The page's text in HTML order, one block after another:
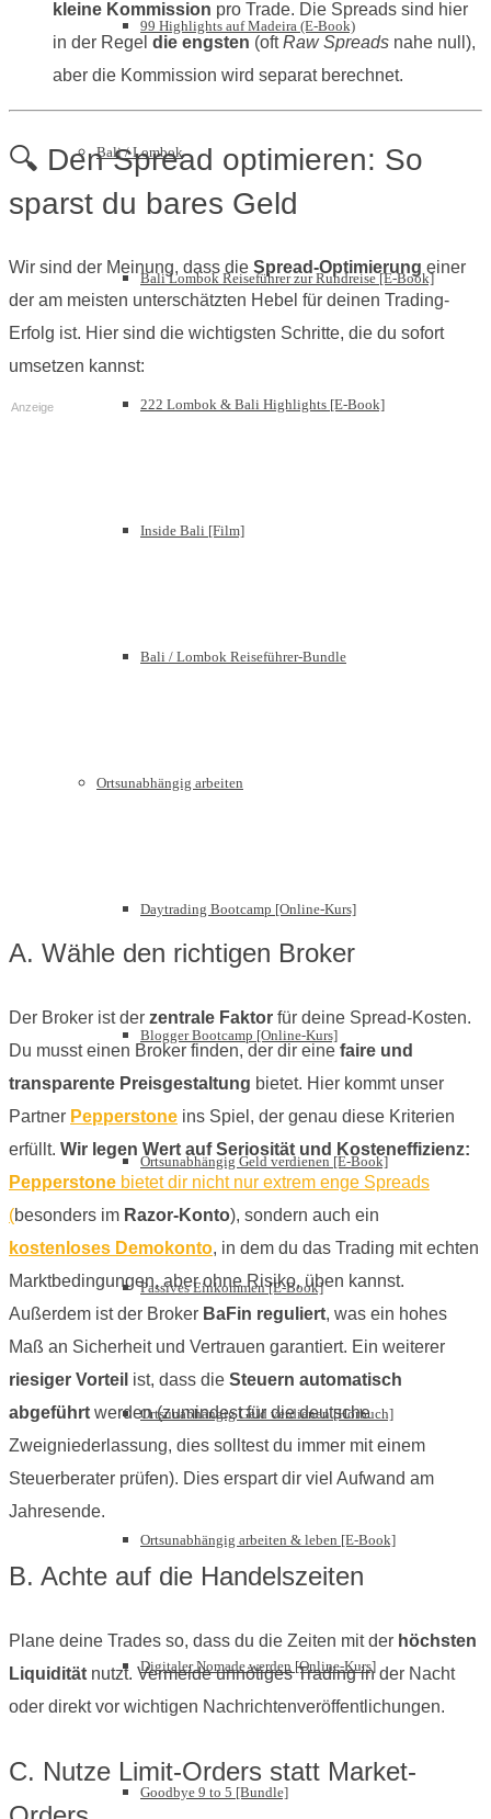
99 Highlights auf Madeira (E-Book)
Bali / Lombok
Bali Lombok Reiseführer zur Rundreise [E-Book]
222 Lombok & Bali Highlights [E-Book]
Inside Bali [Film]
Bali / Lombok Reiseführer-Bundle
Ortsunabhängig arbeiten
Daytrading Bootcamp [Online-Kurs]
Blogger Bootcamp [Online-Kurs]
Ortsunabhängig Geld verdienen [E-Book]
Passives Einkommen [E-Book]
Ortsunabhängig Geld verdienen [Hörbuch]
Ortsunabhängig arbeiten & leben [E-Book]
Digitaler Nomade werden [Online-Kurs]
Goodbye 9 to 5 [Bundle]
kleine Kommission pro Trade. Die Spreads sind hier
in der Regel die engsten (oftRaw Spreads nahe null),
aber die Kommission wird separat berechnet.
🔍 Den Spread optimieren: So
sparst du bares Geld
Wir sind der Meinung, dass die Spread-Optimierung einer
der am meisten unterschätzten Hebel für deinen Trading-
Erfolg ist. Hier sind die wichtigsten Schritte, die du sofort
umsetzen kannst:
Anzeige
A. Wähle den richtigen Broker
Der Broker ist der zentrale Faktor für deine Spread-Kosten.
Du musst einen Broker finden, der dir eine faire und
transparente Preisgestaltung bietet. Hier kommt unser
Partner Pepperstone ins Spiel, der genau diese Kriterien
erfüllt. Wir legen Wert auf Seriosität und Kosteneffizienz:
Pepperstone bietet dir nicht nur extrem enge Spreads
(besonders im Razor-Konto), sondern auch ein
kostenloses Demokonto, in dem du das Trading mit echten
Marktbedingungen, aber ohne Risiko, üben kannst.
Außerdem ist der Broker BaFin reguliert, was ein hohes
Maß an Sicherheit und Vertrauen garantiert. Ein weiterer
riesiger Vorteil ist, dass die Steuern automatisch
abgeführt werden (zumindest für die deutsche
Zweigniederlassung, dies solltest du immer mit einem
Steuerberater prüfen). Dies erspart dir viel Aufwand am
Jahresende.
B. Achte auf die Handelszeiten
Plane deine Trades so, dass du die Zeiten mit der höchsten
Liquidität nutzt. Vermeide unnötiges Trading in der Nacht
oder direkt vor wichtigen Nachrichtenveröffentlichungen.
C. Nutze Limit-Orders statt Market-